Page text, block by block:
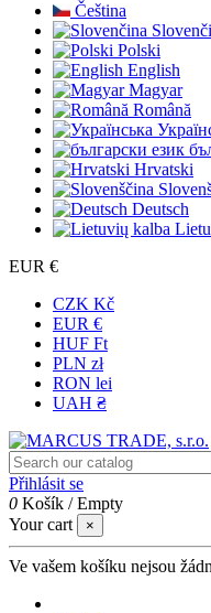
Čeština
Polski
English
Magyar
Română
Hrvatski
Deutsch
EUR €
CZK Kč
EUR €
HUF Ft
PLN zł
RON lei
UAH ₴
Přihlásit se
0 Košík /Empty
Your cart
×
Ve vašem košíku nejsou